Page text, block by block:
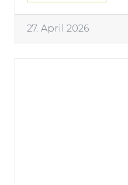
27. April 2026